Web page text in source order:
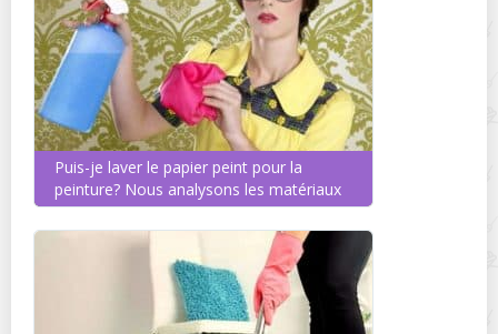
Puis-je laver le papier peint pour la
peinture? Nous analysons les matériaux